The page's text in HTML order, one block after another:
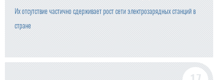
Их отсутствие частично сдерживает рост сети электрозарядных станций в
стране